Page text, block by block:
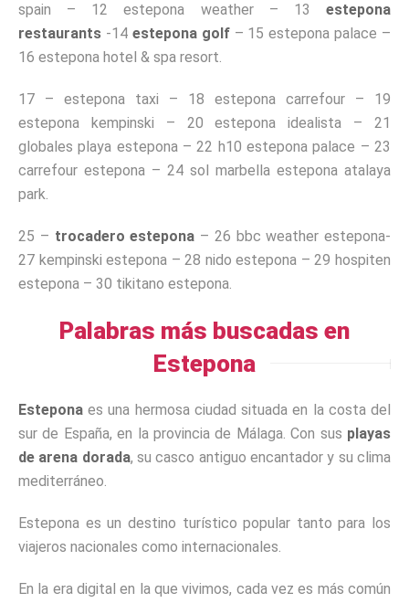
spain – 12 estepona weather – 13 estepona
restaurants -14 estepona golf– 15 estepona palace –
16 estepona hotel & spa resort.
17 – estepona taxi – 18 estepona carrefour – 19
estepona kempinski – 20 estepona idealista – 21
globales playa estepona – 22 h10 estepona palace – 23
carrefour estepona – 24 sol marbella estepona atalaya
park.
25 – trocadero estepona – 26 bbc weather estepona-
27 kempinski estepona – 28 nido estepona – 29 hospiten
estepona – 30 tikitano estepona.
Palabras más buscadas en
Estepona
Estepona es una hermosa ciudad situada en la costa del
sur de España, en la provincia de Málaga. Con sus playas
de arena dorada, su casco antiguo encantador y su clima
mediterráneo.
Estepona es un destino turístico popular tanto para los
viajeros nacionales como internacionales.
En la era digital en la que vivimos, cada vez es más común